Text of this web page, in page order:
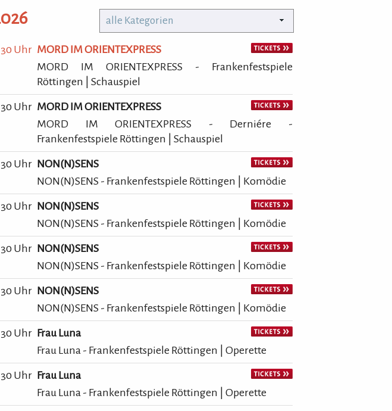
Tel.: 09338 97 28 55
Homepage
alle Kategorien
Uhr MORD IM ORIENTEXPRESS
MORD IM ORIENTEXPRESS - Frankenfestspiele
Röttingen | Schauspiel
Uhr MORD IM ORIENTEXPRESS
MORD IM ORIENTEXPRESS - Derniére -
Frankenfestspiele Röttingen | Schauspiel
Uhr NON(N)SENS
NON(N)SENS - Frankenfestspiele Röttingen | Komödie
Uhr NON(N)SENS
NON(N)SENS - Frankenfestspiele Röttingen | Komödie
Uhr NON(N)SENS
NON(N)SENS - Frankenfestspiele Röttingen | Komödie
Uhr NON(N)SENS
NON(N)SENS - Frankenfestspiele Röttingen | Komödie
Uhr Frau Luna
Frau Luna - Frankenfestspiele Röttingen | Operette
Uhr Frau Luna
Frau Luna - Frankenfestspiele Röttingen | Operette